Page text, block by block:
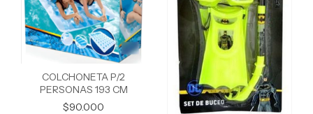
COLCHONETA P/2
PERSONAS 193 CM
$90.000